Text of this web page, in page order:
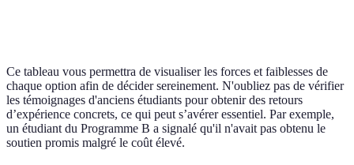
Ce tableau vous permettra de visualiser les forces et faiblesses de
chaque option afin de décider sereinement. N'oubliez pas de vérifier
les témoignages d'anciens étudiants pour obtenir des retours
d’expérience concrets, ce qui peut s’avérer essentiel. Par exemple,
un étudiant du Programme B a signalé qu'il n'avait pas obtenu le
soutien promis malgré le coût élevé.